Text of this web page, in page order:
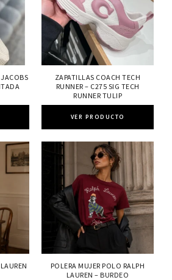
JACOBS
ZAPATILLAS COACH TECH
RUNNER – C275 SIG TECH
RUNNER TULIP
VER PRODUCTO
POLERA MUJER POLO RALPH
LAUREN – BURDEO